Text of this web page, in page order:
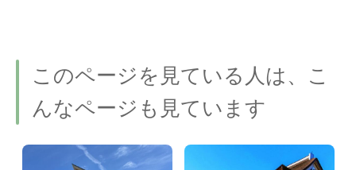
このページを見ている人は、こ
んなページも見ています